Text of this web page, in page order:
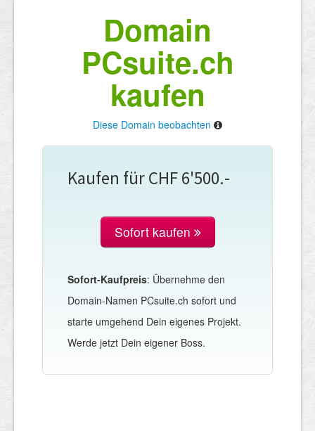
Domain
PCsuite.ch
kaufen
Diese Domain beobachten
Kaufen für CHF 6'500.-
Sofort kaufen
Sofort-Kaufpreis: Übernehme den
Domain-Namen PCsuite.ch sofort und
starte umgehend Dein eigenes Projekt.
Werde jetzt Dein eigener Boss.